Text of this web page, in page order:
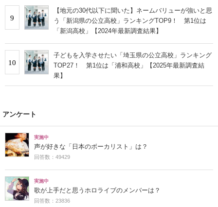
9
【地元の30代以下に聞いた】ネームバリューが強いと思
う「新潟県の公立高校」ランキングTOP9！ 第1位は
「新潟高校」【2024年最新調査結果】
10
子どもを入学させたい「埼玉県の公立高校」ランキング
TOP27！ 第1位は「浦和高校」【2025年最新調査結
果】
アンケート
実施中
声が好きな「日本のボーカリスト」は？
回答数：49429
実施中
歌が上手だと思うホロライブのメンバーは？
回答数：23836